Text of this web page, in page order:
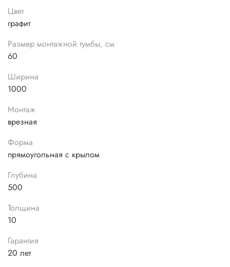
Цвет
графит
Размер монтажной тумбы, см
60
Ширина
1000
Монтаж
врезная
Форма
прямоугольная с крылом
Глубина
500
Толщина
10
Гарантия
20 лет